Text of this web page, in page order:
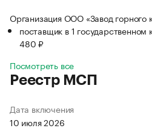
Организация ООО «Завод горного
поставщик в 1
480 ₽
Посмотреть все
Реестр МСП
Дата включения
10 июля 2026